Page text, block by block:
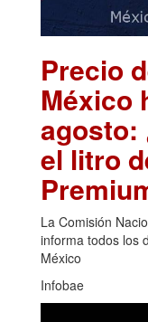
Precio
México
agosto:
el litro
La Comisión
informa todos los
México
Infobae